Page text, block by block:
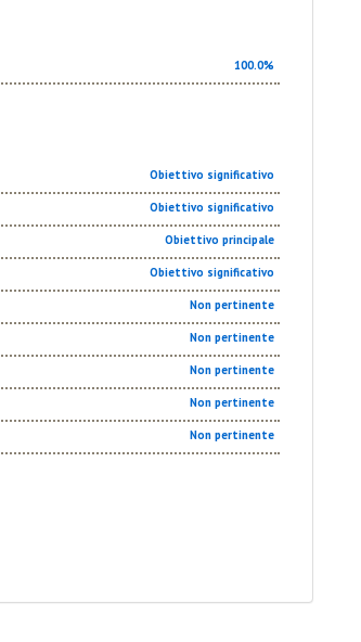
100.0%
Obiettivo significativo
Obiettivo significativo
Obiettivo principale
Obiettivo significativo
Non pertinente
Non pertinente
Non pertinente
Non pertinente
Non pertinente